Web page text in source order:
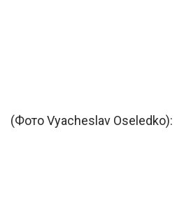
(Фото Vyacheslav Oseledko):